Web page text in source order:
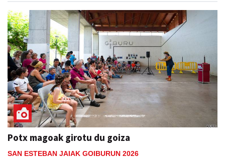
Potx magoak girotu du goiza
SAN ESTEBAN JAIAK GOIBURUN 2026